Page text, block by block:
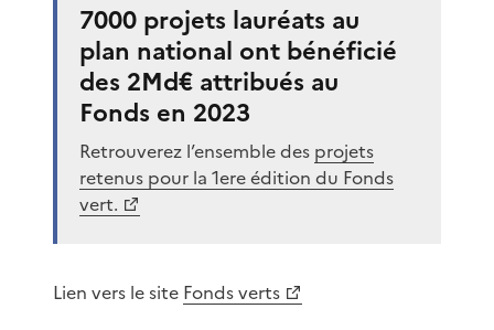
7000 projets lauréats au
plan national ont bénéficié
des 2Md€ attribués au
Fonds en 2023
Retrouverez l’ensemble des projets
retenus pour la 1ere édition du Fonds
vert.
Lien vers le site Fonds verts